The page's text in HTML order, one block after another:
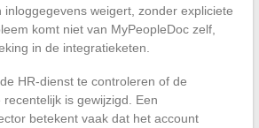
inloggegevens weigert, zonder expliciete
komt niet van MyPeopleDoc zelf,
in de integratieketen.
HR-dienst te controleren of de
is gewijzigd. Een
betekent vaak dat het account